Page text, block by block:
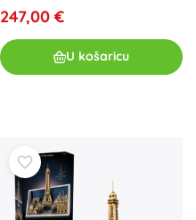
247,00 €
U košaricu